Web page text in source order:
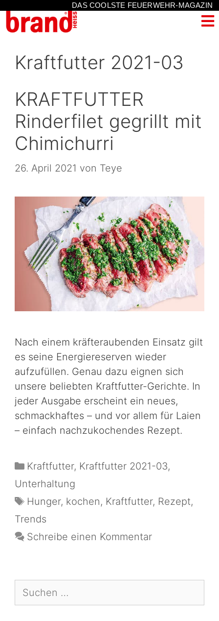
DAS COOLSTE FEUERWEHR-MAGAZIN
Kraftfutter 2021-03
KRAFTFUTTER
Rinderfilet gegrillt mit
Chimichurri
26. April 2021 von Teye
Nach einem kräfteraubenden Einsatz gilt
es seine Energiereserven wieder
aufzufüllen. Genau dazu eignen sich
unsere beliebten Kraftfutter-Gerichte. In
jeder Ausgabe erscheint ein neues,
schmackhaftes – und vor allem für Laien
– einfach nachzukochendes Rezept.
Kraftfutter, Kraftfutter 2021-03,
Unterhaltung
Hunger, kochen, Kraftfutter, Rezept,
Trends
Schreibe einen Kommentar